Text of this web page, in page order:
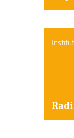
Institut